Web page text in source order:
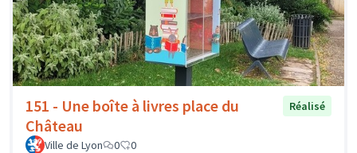
151 - Une boîte à livres place du
Château
Réalisé
Ville de Lyon 0 0